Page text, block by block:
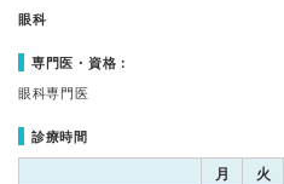
眼科
専門医・資格：
眼科専門医
診療時間
月 火